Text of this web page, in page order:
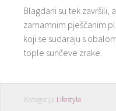
Blagdani su tek završili,
zamamnim pješčanim
koji se sudaraju s
tople sunčeve zrake.
Kategorija Lifestyle